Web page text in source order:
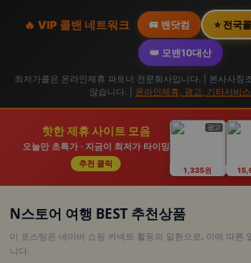
🔥 VIP 콜밴 네트워크 🚐 밴닷컴 ⭐ 전국콜
👑 모밴10대산
최저가콜은 온라인제휴 파트너 전문회사입니다. | 본사사칭
않습니다. | 온라인제휴, 광고, 기타서비
핫한 제휴 사이트 모음
오늘만 초특가 · 지금이 최저가 타이밍
추천 클릭
광고
1,335원
N스토어 여행 BEST 추천상품
이 포스팅은 네이버 쇼핑 커넥트 활동의 일환으로, 이에 따른
니다.